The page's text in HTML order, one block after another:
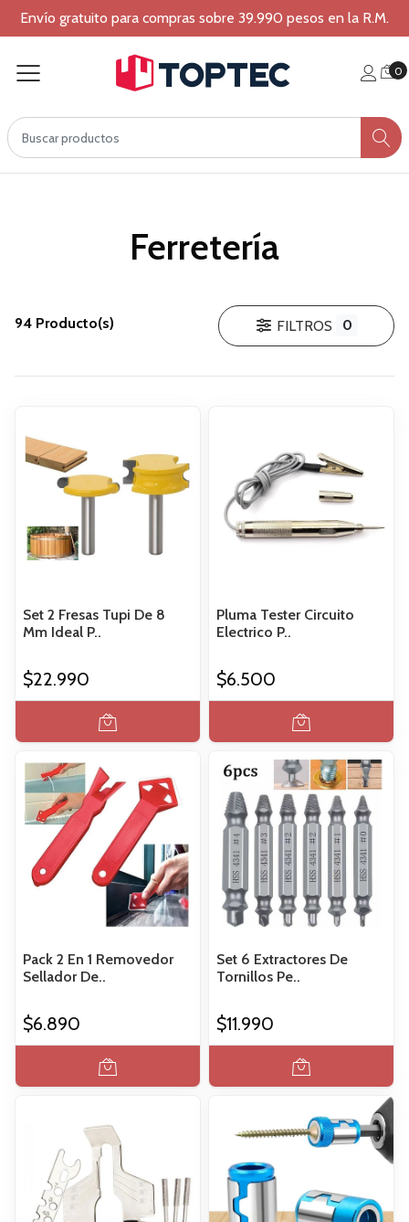
Envío gratuito para compras sobre 39.990 pesos en la R.M.
0
Ferretería
94 Producto(s) FILTROS 0
Set 2 Fresas Tupi De 8
Mm Ideal P..
$22.990
Pluma Tester Circuito
Electrico P..
$6.500
Pack 2 En 1 Removedor
Sellador De..
$6.890
Set 6 Extractores De
Tornillos Pe..
$11.990